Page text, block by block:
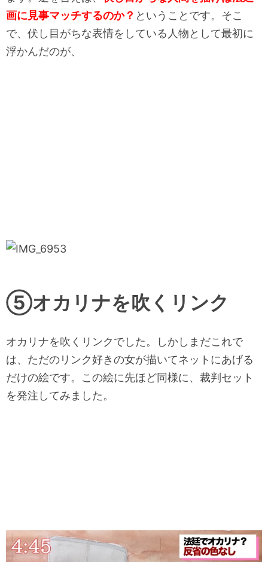
画に見事マッチするのか？ ということです。そこ
で、 伏し目がちな表情をしている人物として最初に
浮かんだのが、
⑤オカリナを吹くリンク
オカリナを吹くリンクでした。しかしまだこれで
は、 ただのリンク好きの女が描いてネットにあげる
だけの絵です。 この絵に先ほど同様に、裁判セット
を発注してみました。